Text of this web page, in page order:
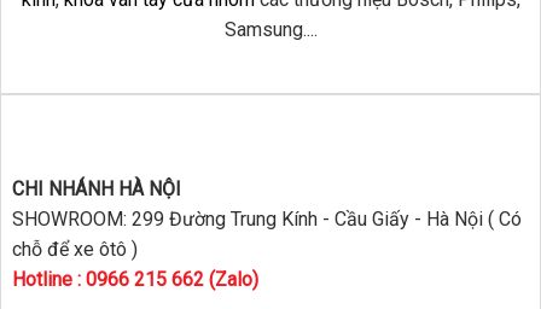
Samsung....
CHI NHÁNH HÀ NỘI
SHOWROOM: 299 Đường Trung Kính - Cầu Giấy - Hà Nội ( Có
chỗ để xe ôtô )
Hotline : 0966 215 662 (Zalo)